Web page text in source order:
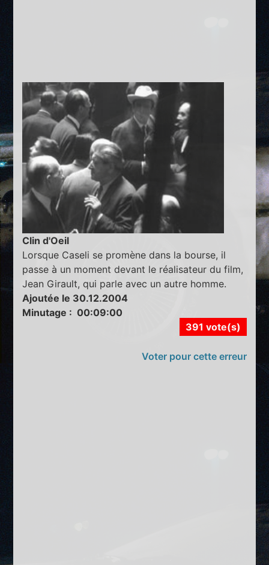
Clin d'Oeil
Lorsque Caseli se promène dans la bourse, il
passe à un moment devant le réalisateur du film,
Jean Girault, qui parle avec un autre homme.
Ajoutée le 30.12.2004
Minutage : 00:09:00
391 vote(s)
Voter pour cette erreur